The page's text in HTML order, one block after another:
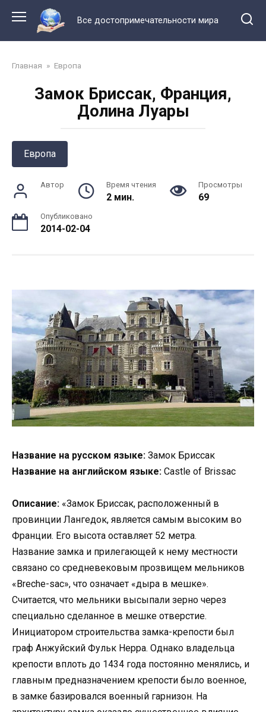
контенту
Все достопримечательности мира
Главная » Европа
Замок Бриссак, Франция,
Долина Луары
Европа
Автор Время чтения
2 мин.
Просмотры
69
Опубликовано
2014-02-04
Название на русском языке: Замок Бриссак
Название на английском языке: Castle of Brissac
Описание: «Замок Бриссак, расположенный в
провинции Лангедок, является самым высоким во
Франции. Его высота оставляет 52 метра.
Название замка и прилегающей к нему местности
связано со средневековым прозвищем мельников
«Breche-sac», что означает «дыра в мешке».
Считается, что мельники высыпали зерно через
специально сделанное в мешке отверстие.
Инициатором строительства замка-крепости был
граф Анжуйский Фульк Нерра. Однако владельца
крепости вплоть до 1434 года постоянно менялись, и
главным предназначением крепости было военное,
в замке базировался военный гарнизон. На